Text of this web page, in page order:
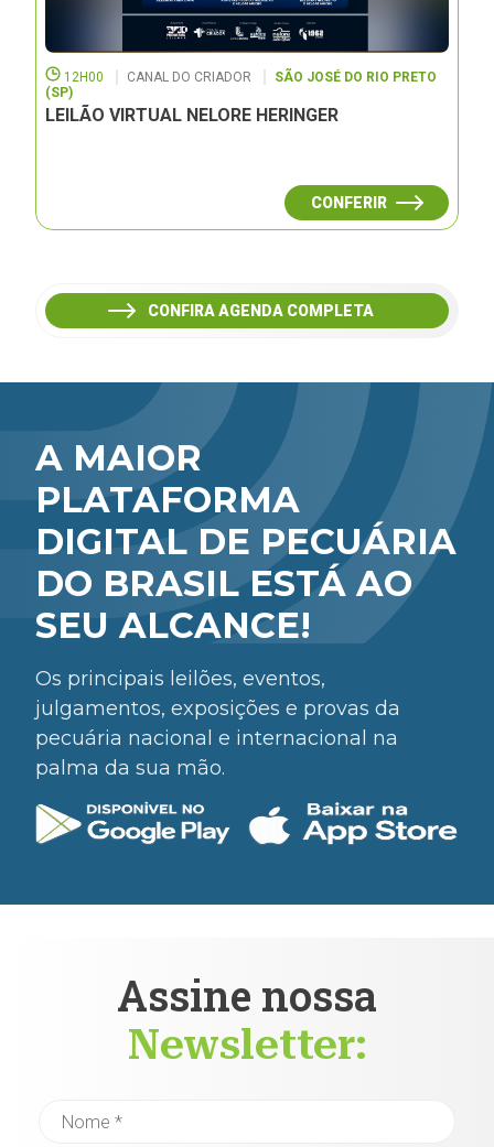
12H00 CANAL DO CRIADOR
SÃO JOSÉ DO RIO PRETO
(SP)
LEILÃO VIRTUAL NELORE HERINGER
CONFERIR
CONFIRA AGENDA COMPLETA
A MAIOR
PLATAFORMA
DIGITAL DE PECUÁRIA
DO BRASIL ESTÁ AO
SEU ALCANCE!
Os principais leilões, eventos,
julgamentos, exposições e provas da
pecuária nacional e internacional na
palma da sua mão.
Assine nossa
Newsletter: